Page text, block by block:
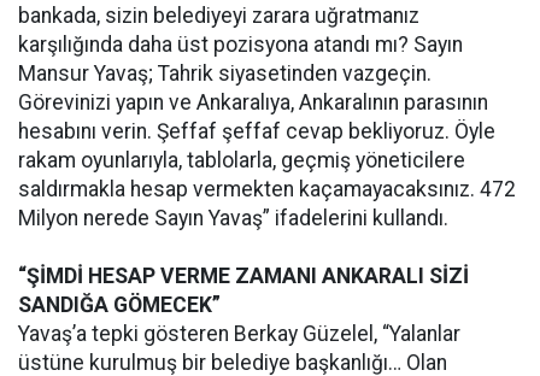
bankada, sizin belediyeyi zarara uğratmanız
karşılığında daha üst pozisyona atandı mı? Sayın
Mansur Yavaş; Tahrik siyasetinden vazgeçin.
Görevinizi yapın ve Ankaralıya, Ankaralının parasının
hesabını verin. Şeffaf şeffaf cevap bekliyoruz. Öyle
rakam oyunlarıyla, tablolarla, geçmiş yöneticilere
saldırmakla hesap vermekten kaçamayacaksınız. 472
Milyon nerede Sayın Yavaş” ifadelerini kullandı.
“ŞİMDİ HESAP VERME ZAMANI ANKARALI SİZİ
SANDIĞA GÖMECEK”
Yavaş’a tepki gösteren Berkay Güzelel, “Yalanlar
üstüne kurulmuş bir belediye başkanlığı… Olan